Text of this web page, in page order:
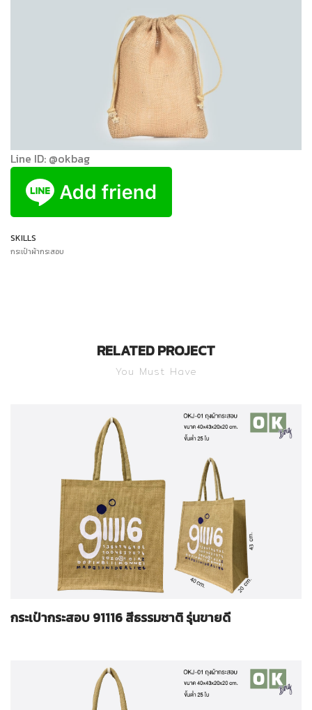
Line ID: @okbag
SKILLS
กระเป๋าผ้ากระสอบ
RELATED PROJECT
You Must Have
กระเป๋ากระสอบ 91116 สีธรรมชาติ รุ่นขายดี